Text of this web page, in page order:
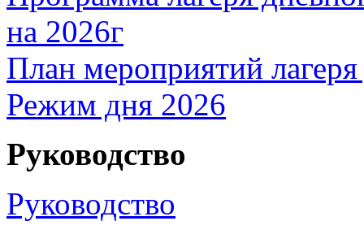
на 2026г
План мероприятий
Режим дня 2026
Руководство
Руководство